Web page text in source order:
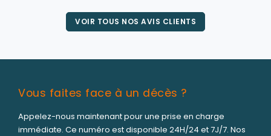
VOIR TOUS NOS AVIS CLIENTS
Vous faites face à un décès ?
Appelez-nous maintenant pour une prise en charge
immédiate. Ce numéro est disponible 24H/24 et 7J/7. Nos